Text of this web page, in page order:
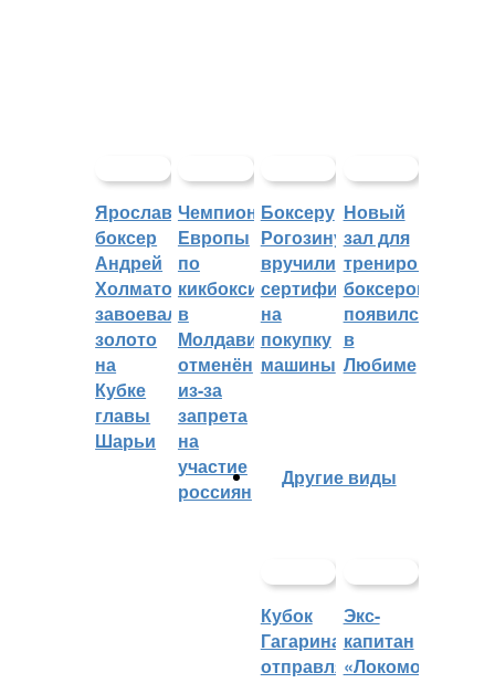
Ярославский
боксер
Андрей
Холматов
завоевал
золото
на
Кубке
главы
Шарьи
Чемпионат
Европы
по
кикбоксингу
в
Молдавии
отменён
из-за
запрета
на
участие
россиян
Боксеру
Рогозину
вручили
сертификат
на
покупку
машины
Новый
зал для
тренировок
боксеров
появился
в
Любиме
Другие виды
Кубок
Гагарина
отправляется
Экс-
капитан
«Локомотива»